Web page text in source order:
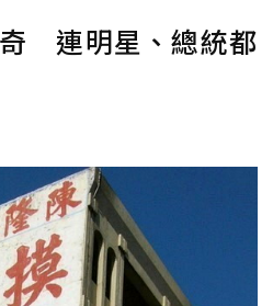
連明星、總統都